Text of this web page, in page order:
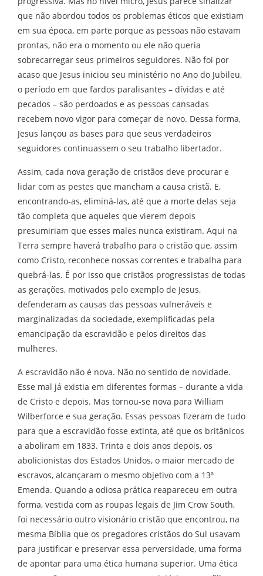
que não abordou todos os problemas éticos que existiam
em sua época, em parte porque as pessoas não estavam
prontas, não era o momento ou ele não queria
sobrecarregar seus primeiros seguidores. Não foi por
acaso que Jesus iniciou seu ministério no Ano do Jubileu,
o período em que fardos paralisantes – dívidas e até
pecados – são perdoados e as pessoas cansadas ​​
recebem novo vigor para começar de novo. Dessa forma,
Jesus lançou as bases para que seus verdadeiros
seguidores continuassem o seu trabalho libertador.
Assim, cada nova geração de cristãos deve procurar e
lidar com as pestes que mancham a causa cristã. E,
encontrando-as, eliminá-las, até que a morte delas seja
tão completa que aqueles que vierem depois
presumiriam que esses males nunca existiram. Aqui na
Terra sempre haverá trabalho para o cristão que, assim
como Cristo, reconhece nossas correntes e trabalha para
quebrá-las. É por isso que cristãos progressistas de todas
as gerações, motivados pelo exemplo de Jesus,
defenderam as causas das pessoas vulneráveis e
marginalizadas da sociedade, exemplificadas pela
emancipação da escravidão e pelos direitos das
mulheres.
A escravidão não é nova. Não no sentido de novidade.
Esse mal já existia em diferentes formas – durante a vida
de Cristo e depois. Mas tornou-se nova para William
Wilberforce e sua geração. Essas pessoas fizeram de tudo
para que a escravidão fosse extinta, até que os britânicos
a aboliram em 1833. Trinta e dois anos depois, os
abolicionistas dos Estados Unidos, o maior mercado de
escravos, alcançaram o mesmo objetivo com a 13ª
Emenda. Quando a odiosa prática reapareceu em outra
forma, vestida com as roupas legais de Jim Crow South,
foi necessário outro visionário cristão que encontrou, na
mesma Bíblia que os pregadores cristãos do Sul usavam
para justificar e preservar essa perversidade, uma forma
de apontar para uma ética humana superior. Uma ética